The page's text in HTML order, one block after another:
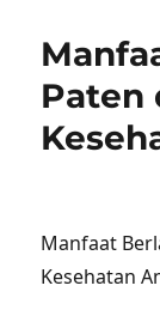
Paten
Manfaat
Kesehatan